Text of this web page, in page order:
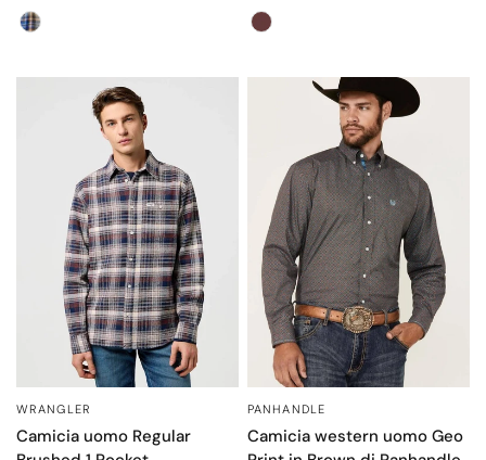
Colore Colore
OCCHIATA VELOCE
WRANGLER
Camicia uomo Regular
OCCHIATA VELOCE
PANHANDLE
Camicia western uomo Geo